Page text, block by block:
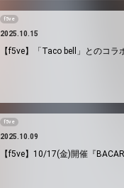
f5ve
2025.10.15
【f5ve】「Taco bell」とのコ
f5ve
2025.10.09
【f5ve】10/17(金)開催『